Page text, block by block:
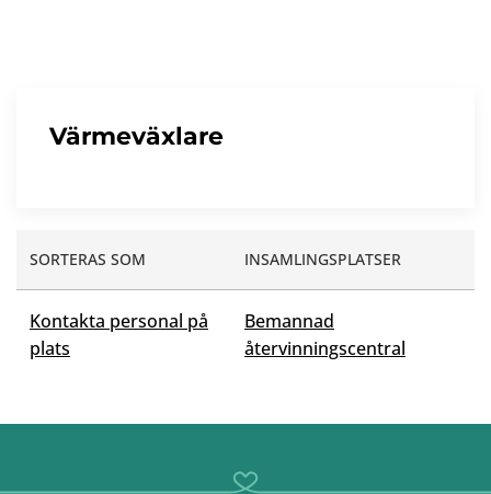
Värmeväxlare
SORTERAS SOM INSAMLINGSPLATSER
Kontakta personal på
plats
Bemannad
återvinningscentral